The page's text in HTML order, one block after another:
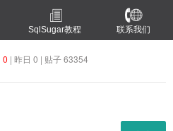
SqlSugar教程 联系我们
0 | 昨日 0 | 贴子 63354